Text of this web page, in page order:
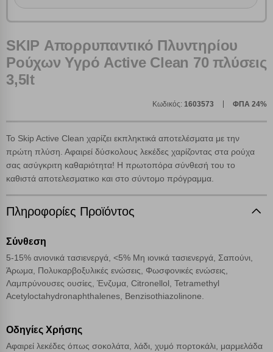
SKIP Απορρυπαντικό Πλυντηρίου
Ρούχων Υγρό Active Clean 70 πλύσεις
3,5lt
Κωδικός: 1603573 ΦΠΑ 24%
Το Skip Active Clean χαρίζει εκπληκτικά αποτελέσματα με την
πρώτη πλύση. Αφαιρεί δύσκολους λεκέδες χαρίζοντας στα ρούχα
σας ασύγκριτη καθαριότητα! Η πρωτοπόρα σύνθεσή του το
καθιστά αποτελεσματικο και στο σύντομο πρόγραμμα.
Πληροφορίες Προϊόντος
Σύνθεση
5-15% ανιονικά τασιενεργά, <5% Μη ιονικά τασιενεργά, Σαπούνι,
Άρωμα, Πολυκαρβοξυλικές ενώσεις, Φωσφονικές ενώσεις,
Λαμπρύνουσες ουσίες, Ένζυμα, Citronellol, Tetramethyl
Acetyloctahydronaphthalenes, Benzisothiazolinone.
Οδηγίες Χρήσης
Αφαιρεί λεκέδες όπως σοκολάτα, λάδι, χυμό πορτοκάλι, μαρμελάδα
προϊόντων.
Γράψτε τα προϊόντα που επιθυμείτε, με κόμμα ανάμεσά
τους, και κάντε κλικ στο κουμπί "Αναζήτηση". Θα
Αναζήτηση
Ρυθμίσεις Cookies
αυτόματα δεδομένα σύνδεσης και πληροφορίες σχετικές με την
περιήγησή σας, οι οποίες είναι μη εξατομικευμένες και σπάνια
περιέχουν προσωποποιημένα χαρακτηριστικά που υποδεικνύουν την
ταυτότητά σας. Τα cookies είναι μικρά αρχεία κειμένου τα οποία,
ιστοσελίδα και βελτιώνοντας την εμπειρία περιήγησης ή, εφ΄ όσον το
ιστότοπου είναι η μόνη ενεργοποιημένη. Έχετε τη δυνατότητα να
επιλέξετε τις λοιπές κατηγορίες κάνοντας κλικ στο σχετικό κουμπί
επάνω δεξιά, αφού ενημερωθείτε σχετικά. Ωστόσο θα πρέπει να
γνωρίζετε ότι αποκλεισμός ορισμένων κατηγοριών αρχείων cookies,
μπορεί να επηρεάσει την εμπειρία της περιήγησής σας ή/και της
χρήσης των υπηρεσιών μας.
Λειτουργικά cookies